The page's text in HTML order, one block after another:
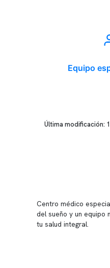
Equipo
Última modificación:
Centro médico
del sueño y un equipo
tu salud integral.